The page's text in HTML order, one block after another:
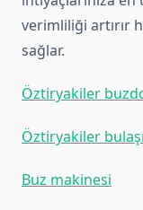
verimliliği artırır
sağlar.
Öztiryakiler
Öztiryakiler
Buz makinesi